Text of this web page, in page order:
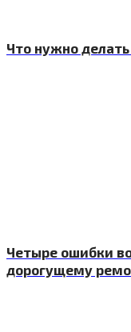
Что нужно
Четыре ошибки
дорогущему